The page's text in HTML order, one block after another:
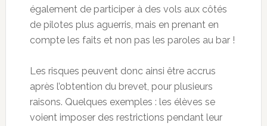
également de participer à des vols aux côtés
de pilotes plus aguerris, mais en prenant en
compte les faits et non pas les paroles au bar !
Les risques peuvent donc ainsi être accrus
après l’obtention du brevet, pour plusieurs
raisons. Quelques exemples : les élèves se
voient imposer des restrictions pendant leur